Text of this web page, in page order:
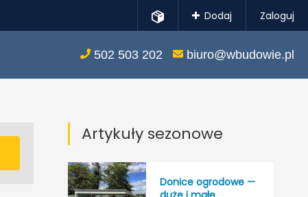
Dodaj Zaloguj
502 503 202 biuro@wbudowie.pl
Artykuły sezonowe
Donice ogrodowe —